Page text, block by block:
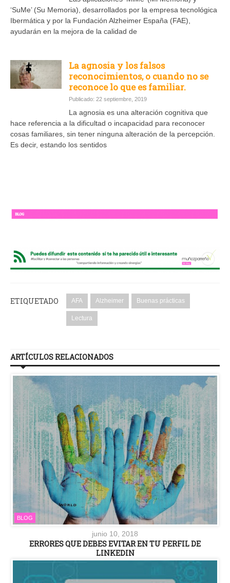
‘SuMe’ (Su Memoria), desarrollados por la empresa tecnológica
Ibermática y por la Fundación Alzheimer España (FAE),
ayudarán en la mejora de la calidad de
La agnosia y los falsos
reconocimientos, o cuando no se
reconoce lo que es familiar.
Publicado: 22 septiembre, 2019
La agnosia es una alteración cognitiva que
hace referencia a la dificultad o incapacidad para reconocer
cosas familiares, sin tener ninguna alteración de la percepción.
Es decir, estando los sentidos
ETIQUETADO AFA Alzheimer Buenas prácticas
Lectura
ARTÍCULOS RELACIONADOS
BLOG
junio 10, 2018
ERRORES QUE DEBES EVITAR EN TU PERFIL DE
LINKEDIN